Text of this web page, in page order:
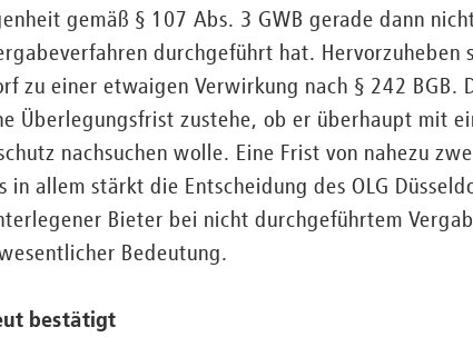
gemäß § 107 Abs. 3 GWB gerade dann
durchgeführt hat. Hervorzuheben
zu einer etwaigen Verwirkung nach § 242 BGB.
Überlegungsfrist zustehe, ob er überhaupt mit
nachsuchen wolle. Eine Frist von nahezu
in allem stärkt die Entscheidung des OLG
Bieter bei nicht durchgeführtem
Bedeutung.
bestätigt